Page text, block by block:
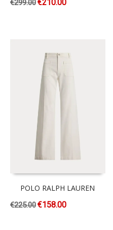
€299.00€210.00
POLO RALPH LAUREN
€225.00€158.00